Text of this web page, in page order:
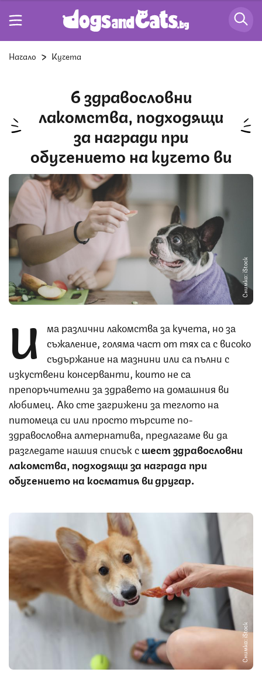
Начало Кучета
6 здравословни
лакомства, подходящи
за награди при
обучението на кучето ви
Снимка: iStock
И
ма различни лакомства за кучета, но за
съжаление, голяма част от тях са с високо
съдържание на мазнини или са пълни с
изкуствени консерванти, които не са
препоръчителни за здравето на домашния ви
любимец. Ако сте загрижени за теглото на
питомеца си или просто търсите по-
здравословна алтернатива, предлагаме ви да
разгледате нашия списък сшест здравословни
лакомства, подходящи за награда при
обучението на косматия ви другар.
Снимка: iStock